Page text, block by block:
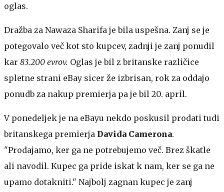
oglas.
Dražba za Nawaza Sharifa je bila uspešna. Zanj se je
potegovalo več kot sto kupcev, zadnji je zanj ponudil
kar 83.200 evrov. Oglas je bil z britanske različice
spletne strani eBay sicer že izbrisan, rok za oddajo
ponudb za nakup premierja pa je bil 20. april.
V ponedeljek je na eBayu nekdo poskusil prodati tudi
britanskega premierja Davida Camerona.
"Prodajamo, ker ga ne potrebujemo več. Brez škatle
ali navodil. Kupec ga pride iskat k nam, ker se ga ne
upamo dotakniti." Najbolj zagnan kupec je zanj